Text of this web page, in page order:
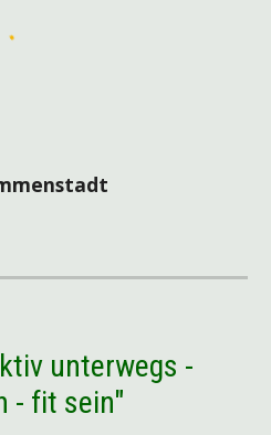
unterwegs -
- fit sein"